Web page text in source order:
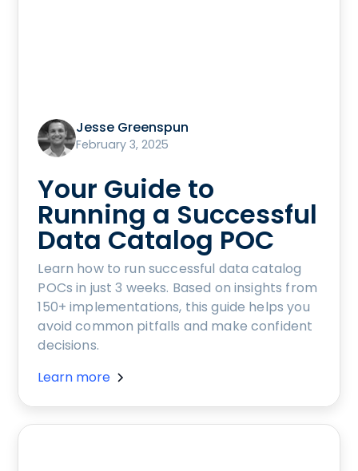
Jesse Greenspun
February 3, 2025
Your Guide to
Running a Successful
Data Catalog POC
Learn how to run successful data catalog
POCs in just 3 weeks. Based on insights from
150+ implementations, this guide helps you
avoid common pitfalls and make confident
decisions.
Learn more